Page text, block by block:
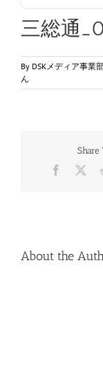
三総通
By DSKメディア事業
ん
Share
Facebook
About the